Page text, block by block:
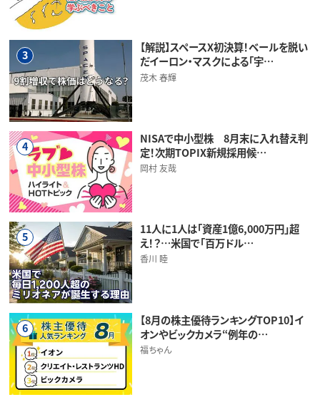
3
【解説】スペースX初決算！ベールを脱い
だイーロン・マスクによる「宇…
茂木 春輝
4
NISAで中小型株 8月末に入れ替え判
定！次期TOPIX新規採用候…
岡村 友哉
5
11人に1人は「資産1億6,000万円」超
え！？…米国で「百万ドル…
香川 睦
6
【8月の株主優待ランキングTOP10】イ
オンやビックカメラ“例年の…
福ちゃん